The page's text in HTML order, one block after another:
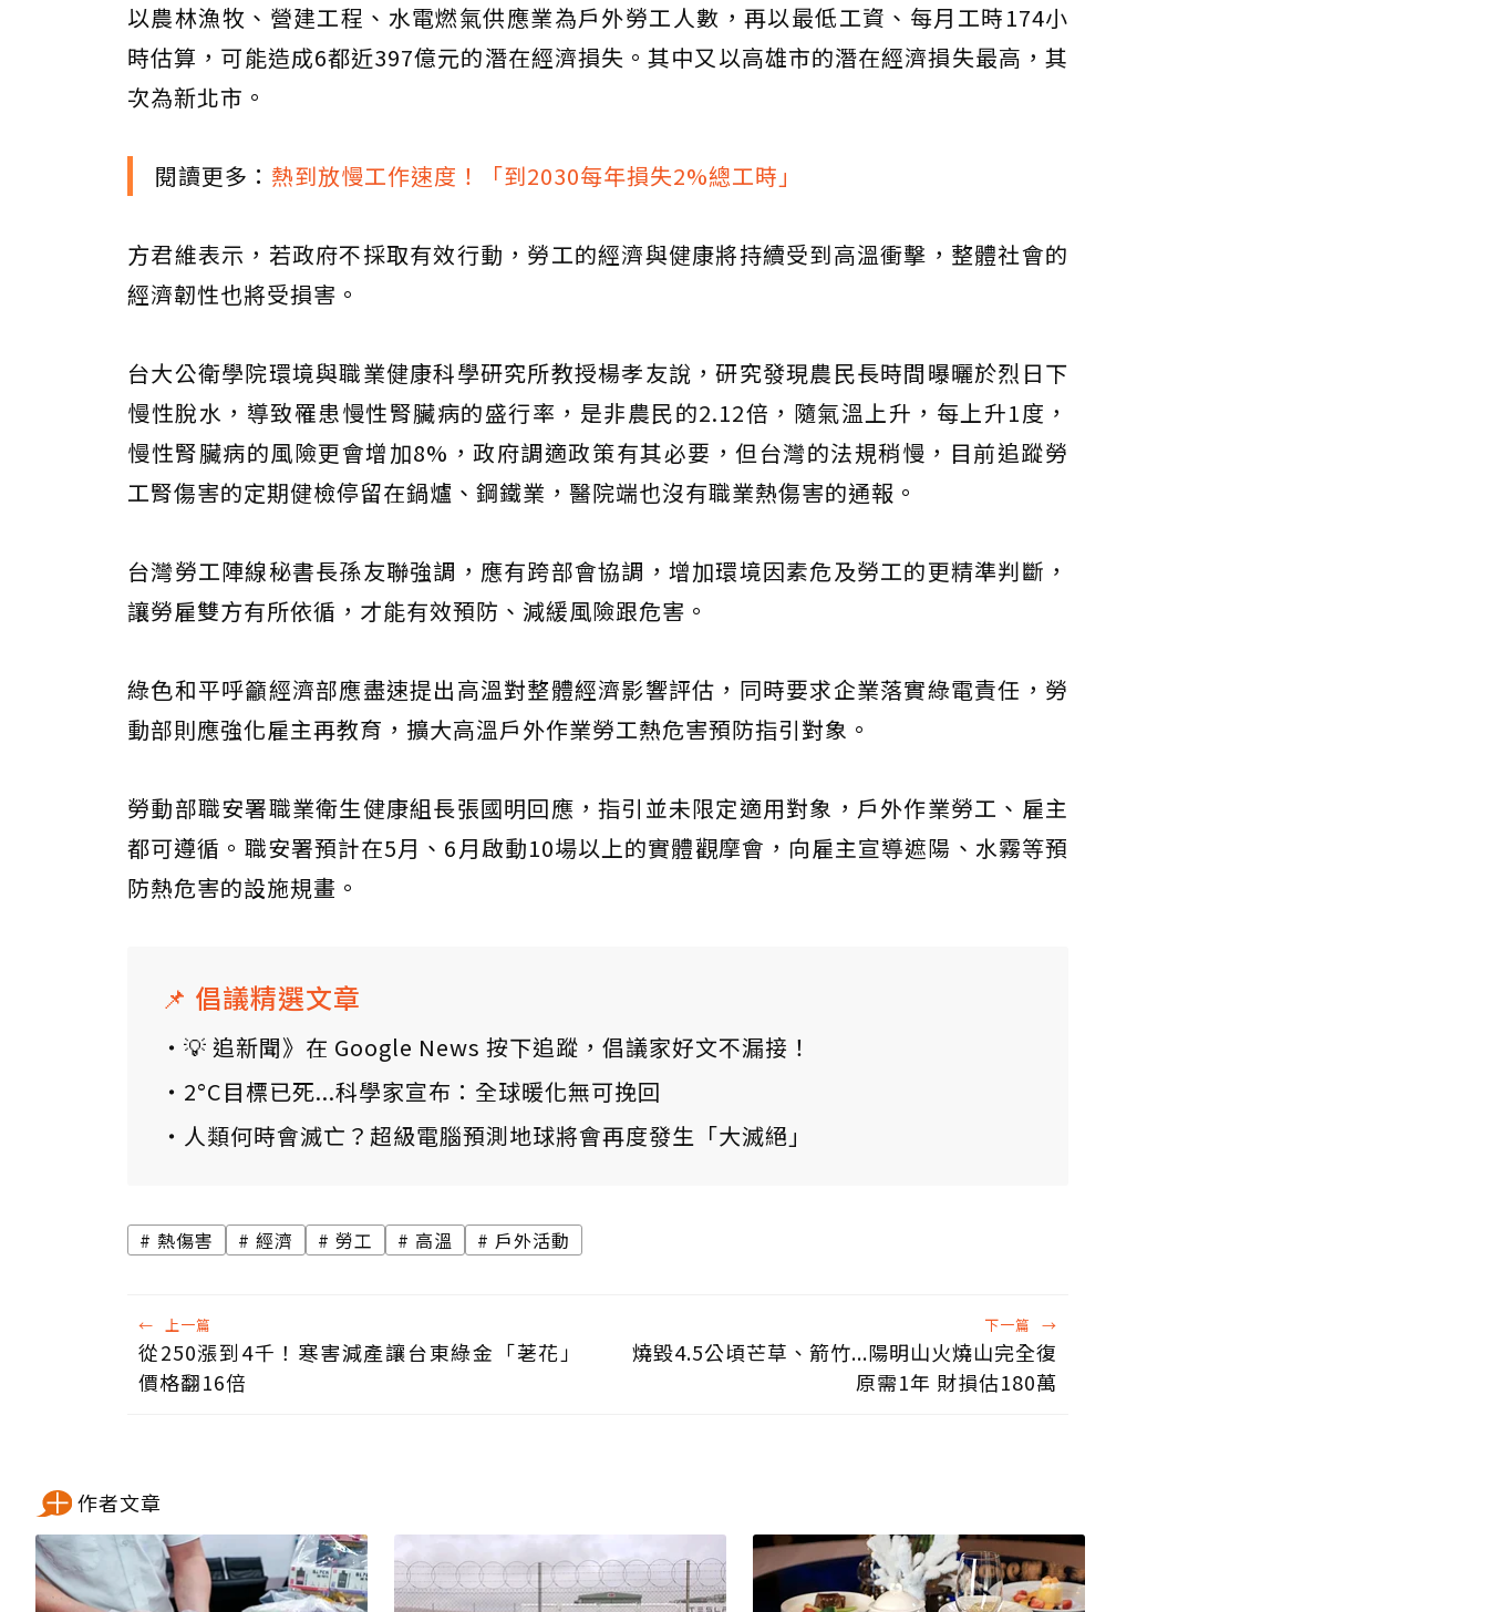
以農林漁牧、營建工程、水電燃氣供應業為戶外勞工人數，再以最低工資、每月工時174小
時估算，可能造成6都近397億元的潛在經濟損失。其中又以高雄市的潛在經濟損失最高，其
次為新北市。
閱讀更多： 熱到放慢工作速度！「到2030每年損失2%總工時」
方君維表示，若政府不採取有效行動，勞工的經濟與健康將持續受到高溫衝擊，整體社會的
經濟韌性也將受損害。
台大公衛學院環境與職業健康科學研究所教授楊孝友說，研究發現農民長時間曝曬於烈日下
慢性脫水，導致罹患慢性腎臟病的盛行率，是非農民的2.12倍，隨氣溫上升，每上升1度，
慢性腎臟病的風險更會增加8%，政府調適政策有其必要，但台灣的法規稍慢，目前追蹤勞
工腎傷害的定期健檢停留在鍋爐、鋼鐵業，醫院端也沒有職業熱傷害的通報。
台灣勞工陣線秘書長孫友聯強調，應有跨部會協調，增加環境因素危及勞工的更精準判斷，
讓勞雇雙方有所依循，才能有效預防、減緩風險跟危害。
綠色和平呼籲經濟部應盡速提出高溫對整體經濟影響評估，同時要求企業落實綠電責任，勞
動部則應強化雇主再教育，擴大高溫戶外作業勞工熱危害預防指引對象。
勞動部職安署職業衛生健康組長張國明回應，指引並未限定適用對象，戶外作業勞工、雇主
都可遵循。職安署預計在5月、6月啟動10場以上的實體觀摩會，向雇主宣導遮陽、水霧等預
防熱危害的設施規畫。
📌 倡議精選文章
💡 追新聞》在 Google News 按下追蹤，倡議家好文不漏接！
2°C目標已死...科學家宣布：全球暖化無可挽回
人類何時會滅亡？超級電腦預測地球將會再度發生「大滅絕」
熱傷害 經濟 勞工 高溫 戶外活動
← 上一篇
從250漲到4千！寒害減產讓台東綠金「荖花」
價格翻16倍
下一篇 →
燒毀4.5公頃芒草、箭竹...陽明山火燒山完全復
原需1年 財損估180萬
作者文章